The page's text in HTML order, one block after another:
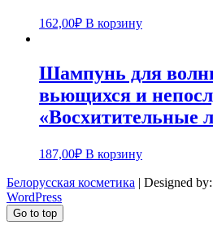
162,00₽ В корзину
Шампунь для
вьющихся и
«Восхитительные
187,00₽ В корзину
Белорусская косметика | Designed by:
WordPress
Go to top